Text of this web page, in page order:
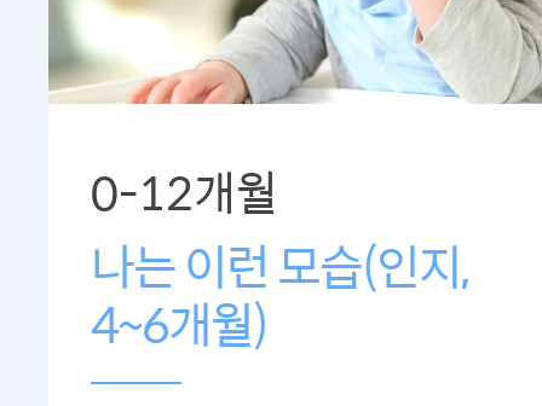
0-12개월
나는 이런 모습(인지,
4~6개월)